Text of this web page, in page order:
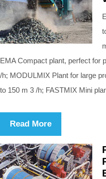
EMA Compact plant, perfect for
/h; MODULMIX Plant for large
to 150 m 3 /h; FASTMIX Mini
Read More